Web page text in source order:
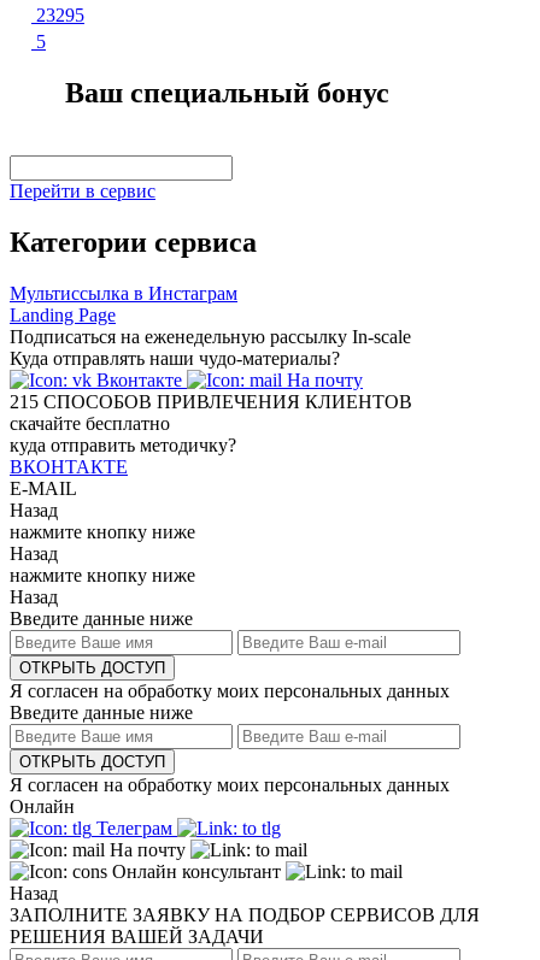
23295
5
Ваш специальный бонус
Перейти в сервис
Категории сервиса
Мультиссылка в Инстаграм
Landing Page
Подписаться на еженедельную рассылку In-scale
Куда отправлять наши чудо-материалы?
Вконтакте
На почту
215 СПОСОБОВ ПРИВЛЕЧЕНИЯ КЛИЕНТОВ
скачайте бесплатно
куда отправить методичку?
ВКОНТАКТЕ
E-MAIL
Назад
нажмите кнопку ниже
Назад
нажмите кнопку ниже
Назад
Введите данные ниже
ОТКРЫТЬ ДОСТУП
Я согласен на обработку моих персональных данных
Введите данные ниже
ОТКРЫТЬ ДОСТУП
Я согласен на обработку моих персональных данных
Онлайн
Телеграм
На почту
Онлайн консультант
Назад
ЗАПОЛНИТЕ ЗАЯВКУ НА ПОДБОР СЕРВИСОВ ДЛЯ
РЕШЕНИЯ ВАШЕЙ ЗАДАЧИ